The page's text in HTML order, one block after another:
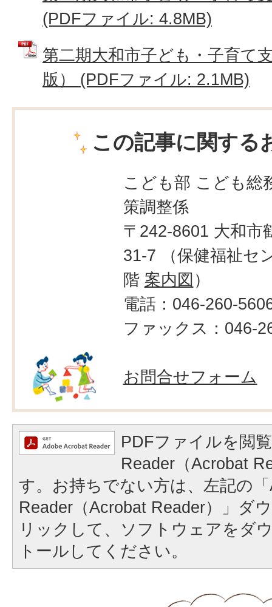
(PDFファイル: 4.8MB)
第二期大和市子ども・子育て
版） (PDFファイル: 2.1MB)
この記事に関する
こども部 こども総
策調整係
〒242-8601 大和市
31-7 （保健福祉セ
階 案内図 ）
電話：046-260-
ファックス：046-
お問合せフォーム
PDFファイルを閲
Reader（Acrobat
す。お持ちでない方は、左記の
Reader（Acrobat Reader）」ダ
リックして、ソフトウェアをダ
トールしてください。